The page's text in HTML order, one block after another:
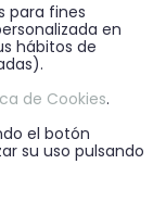
para fines
en
hábitos de
de Cookies.
el botón
su uso pulsando